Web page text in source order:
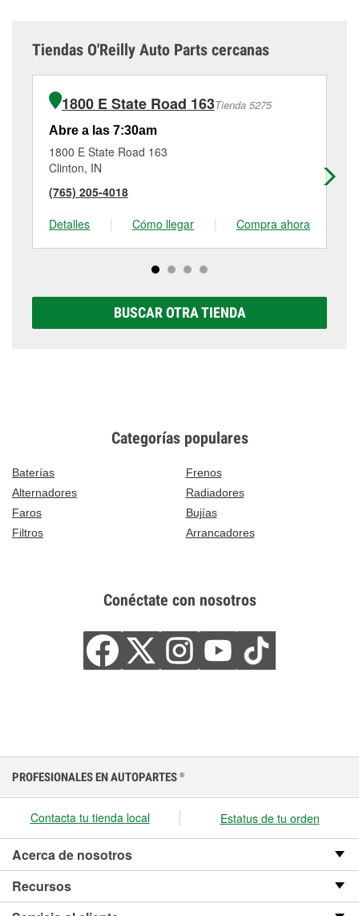
Tiendas O'Reilly Auto Parts cercanas
1800 E State Road 163Tienda 5275
Abre a las 7:30am
1800 E State Road 163
Clinton, IN
(765) 205-4018
Detalles
| Cómo llegar | Compra ahora
BUSCAR OTRA TIENDA
Categorías populares
Baterías
Frenos
Alternadores
Radiadores
Faros
Bujías
Filtros
Arrancadores
Conéctate con nosotros
PROFESIONALES EN AUTOPARTES ®
Contacta tu tienda local Estatus de tu orden
Acerca de nosotros
Recursos